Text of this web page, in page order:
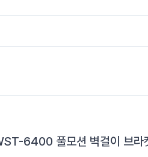
6400 풀모션 벽걸이 브라